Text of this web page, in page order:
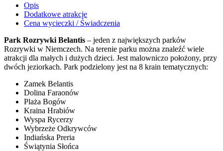
Opis
Dodatkowe atrakcje
Cena wycieczki / Świadczenia
Park Rozrywki Belantis – jeden z największych parków
Rozrywki w Niemczech. Na terenie parku można znaleźć wiele
atrakcji dla małych i dużych dzieci. Jest malowniczo położony, przy
dwóch jeziorkach. Park podzielony jest na 8 krain tematycznych:
Zamek Belantis
Dolina Faraonów
Plaża Bogów
Kraina Hrabiów
Wyspa Rycerzy
Wybrzeże Odkrywców
Indiańska Preria
Świątynia Słońca